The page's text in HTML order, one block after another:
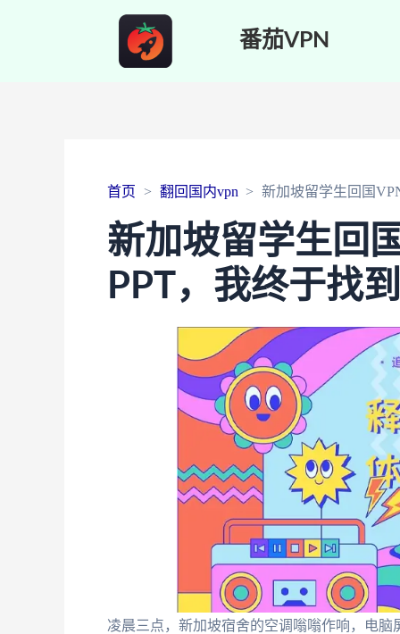
番茄VPN
首页 翻回国内vpn 新加坡留学生回国
新加坡留学生回
PPT，我终于找
凌晨三点，新加坡宿舍的空调嗡嗡作响，电